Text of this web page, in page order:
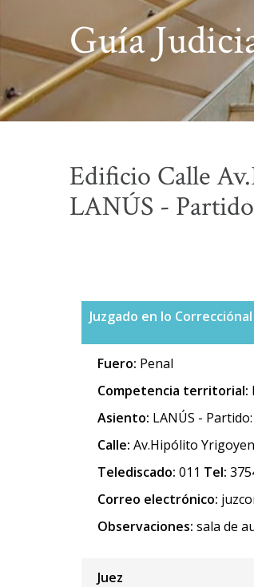
Guía
Edificio Calle
LANÚS -
Juzgado en lo
Fuero: Penal
Competencia territorial:
Asiento: LANÚS -
Calle: Av.Hipólito Yrigoyen
Telediscado: 011 Tel:
Correo electrónico:
Observaciones: sala de
Juez